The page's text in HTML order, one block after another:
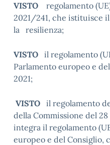
VISTO regolamento
2021/241, che istituisce
la resilienza;
VISTO il regolamento
Parlamento europeo e
2021;
VISTO il regolamento
della Commissione del
integra il regolamento
europeo e del Consiglio,